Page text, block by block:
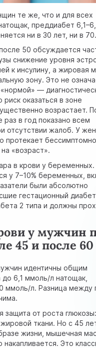
те же, что и для всех
преддиабет
ни в 30 лет, ни в
50 обсуждается
снижение уровня
к инсулину, а жировая
зону. Это не
—
оказаться в зоне
возрастает.
в год показано всем
отсутствии жалоб. У
протекает
«возраст».
в крови у беременных.
у 7–10% беременных,
были абсолютно
гестационный
2 типа и должны
у мужчин
45 и после 60
идентичны общим
6,1 ммоль/л натощак,
ммоль/л. Разница между
от роста
ткани. Но с 45
жизни, мышечная
Это